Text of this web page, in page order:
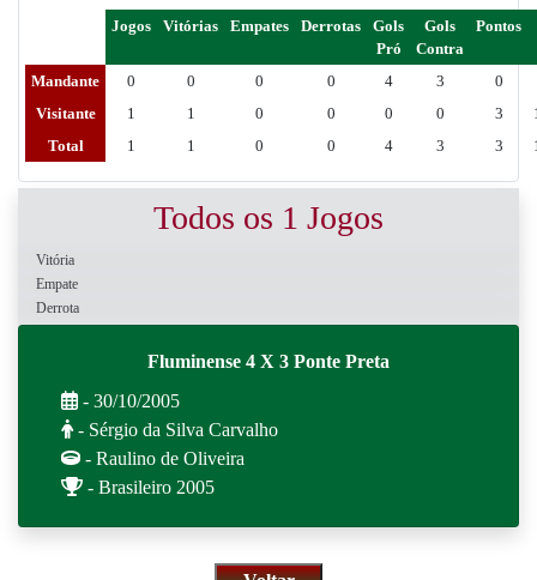
Jogos Vitórias Empates Derrotas
Gols
Pró
Gols
Contra
Pontos
Mandante 0 0 0 0 4 3
0
Visitante
1 1 0 0 0 0 3
Total
1 1 0 0 4 3 3
Todos os 1 Jogos
Vitória
Empate
Derrota
Fluminense 4 X 3 Ponte Preta
- 30/10/2005
- Sérgio da Silva Carvalho
- Raulino de Oliveira
- Brasileiro 2005